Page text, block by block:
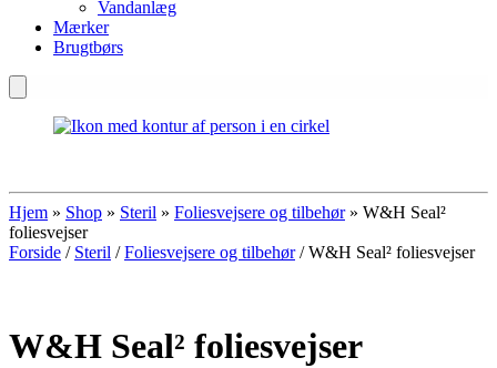
Vandanlæg
Mærker
Brugtbørs
Hjem » Shop » Steril » Foliesvejsere og tilbehør» W&H Seal²
foliesvejser
Forside / Steril /Foliesvejsere og tilbehør/ W&H Seal² foliesvejser
W&H Seal² foliesvejser